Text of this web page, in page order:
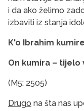
i da ako želimo
izbaviti iz stanja
K'o Ibrahim
On kumira – tijelo
(M5: 2505)
Drugo na šta nas